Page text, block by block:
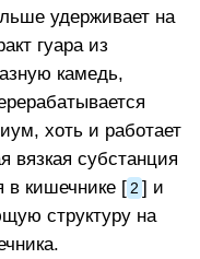
удерживает на
гуара из
камедь,
хоть и работает
вязкая субстанция
в кишечнике [ 2 ] и
структуру на